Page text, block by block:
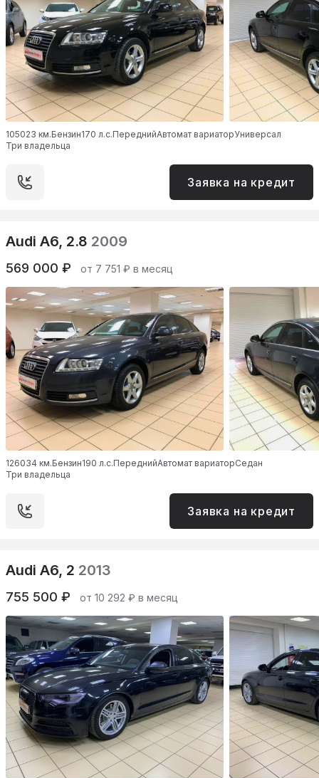
105023 км.Бензин170 л.с.ПереднийАвтомат вариаторУниверсал
Три владельца
Заявка на кредит
Audi A6, 2.8 2009
569 000 ₽ от 7 751 ₽ в месяц
126034 км.Бензин190 л.с.ПереднийАвтомат вариаторСедан
Три владельца
Заявка на кредит
Audi A6, 2 2013
755 500 ₽ от 10 292 ₽ в месяц